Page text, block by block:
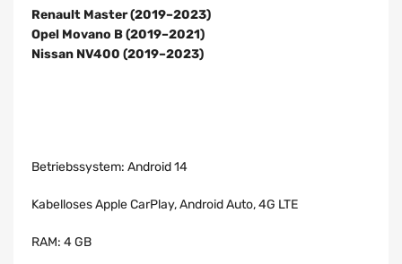
Renault Master (2019–2023)
Opel Movano B (2019–2021)
Nissan NV400 (2019–2023)
Betriebssystem: Android 14
Kabelloses Apple CarPlay, Android Auto, 4G LTE
RAM: 4 GB